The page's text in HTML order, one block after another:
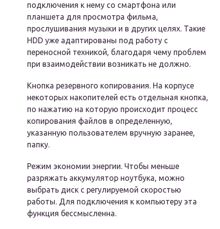
подключения к нему со смартфона или
планшета для просмотра фильма,
прослушивания музыки и в других целях. Такие
HDD уже адаптированы под работу с
переносной техникой, благодаря чему проблем
при взаимодействии возникать не должно.
Кнопка резервного копирования. На корпусе
некоторых накопителей есть отдельная кнопка,
по нажатию на которую происходит процесс
копирования файлов в определенную,
указанную пользователем вручную заранее,
папку.
Режим экономии энергии. Чтобы меньше
разряжать аккумулятор ноутбука, можно
выбрать диск с регулируемой скоростью
работы. Для подключения к компьютеру эта
функция бессмысленна.